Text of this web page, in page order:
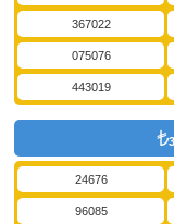
367022
075076
443019
24676
96085